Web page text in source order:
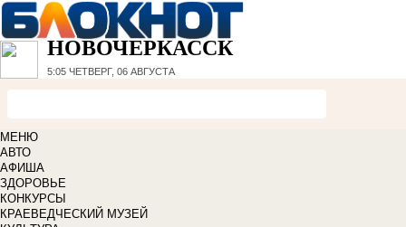
НОВОЧЕРКАССК
5:05 ЧЕТВЕРГ, 06 АВГУСТА
МЕНЮ
АВТО
АФИША
ЗДОРОВЬЕ
КОНКУРСЫ
КРАЕВЕДЧЕСКИЙ МУЗЕЙ